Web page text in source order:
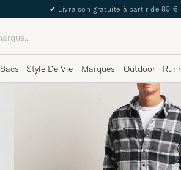
✔ Livraison gratuite à partir de 89 €
Sacs Style De Vie Marques Outdoor